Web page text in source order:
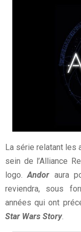
La série relatant les
sein de l’Alliance
logo.Andor aura
reviendra, sous
années qui ont
Star Wars Story.